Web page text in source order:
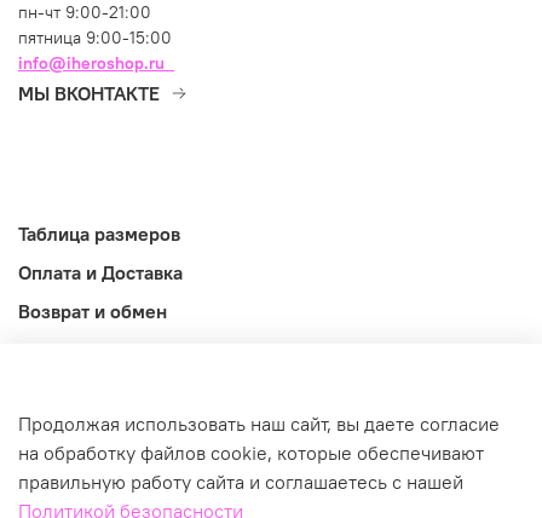
пн-чт 9:00-21:00
пятница 9:00-15:00
info@iheroshop.ru
МЫ ВКОНТАКТЕ
Таблица размеров
Оплата и Доставка
Возврат и обмен
Продолжая использовать наш сайт, вы даете согласие
на обработку файлов cookie, которые обеспечивают
правильную работу сайта и соглашаетесь с нашей
Политикой безопасности